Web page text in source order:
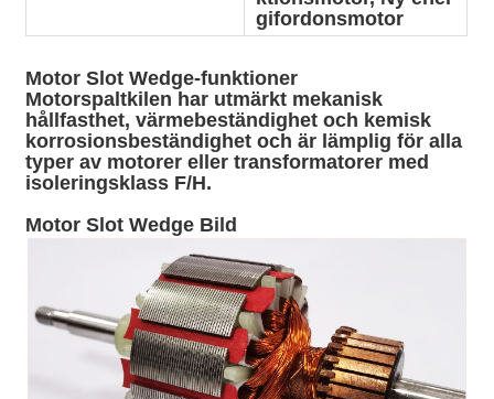
gifordonsmotor
Motor Slot Wedge-funktioner
Motorspaltkilen har utmärkt mekanisk
hållfasthet, värmebeständighet och kemisk
korrosionsbeständighet och är lämplig för alla
typer av motorer eller transformatorer med
isoleringsklass F/H.
Motor Slot Wedge Bild